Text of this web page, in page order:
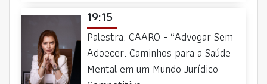
19:15
Palestra: CAARO - “Advogar Sem
Adoecer: Caminhos para a Saúde
Mental em um Mundo Jurídico